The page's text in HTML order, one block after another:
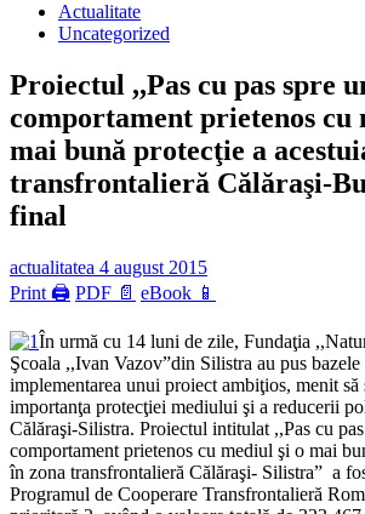
Actualitate
Uncategorized
Proiectul ,,Pas cu pas spre
comportament prietenos cu
mai bună protecţie a
transfrontalieră Călăraşi-
final
actualitatea 4 august 2015
Print 🖨 PDF 📄 eBook 📱
În urmă cu 14 luni de zile, Fundaţia
Şcoala ,,Ivan Vazov”din Silistra au pus
implementarea unui proiect ambiţios, menit să
importanţa protecţiei mediului şi a reducerii
Călăraşi-Silistra. Proiectul intitulat ,,Pas cu
comportament prietenos cu mediul şi o mai
în zona transfrontalieră Călăraşi- Silistra” a
Programul de Cooperare Transfrontalieră